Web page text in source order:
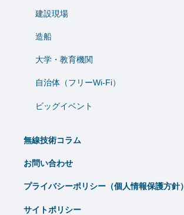
建設現場
造船
⼤学・教育機関
自治体（フリーWi-Fi）
ビッグイベント
無線技術コラム
お問い合わせ
プライバシーポリシー（個人情報保護方針）
サイトポリシー